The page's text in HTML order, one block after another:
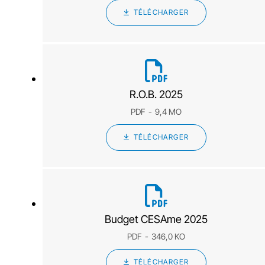
TÉLÉCHARGER
R.O.B. 2025
PDF 9,4 MO
TÉLÉCHARGER
Budget CESAme 2025
PDF 346,0 KO
TÉLÉCHARGER